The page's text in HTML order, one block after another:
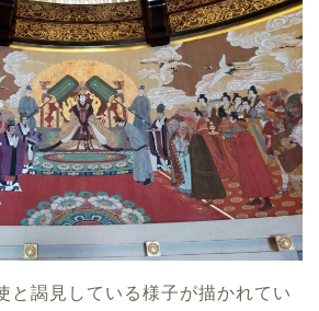
と謁見している様子が描かれてい